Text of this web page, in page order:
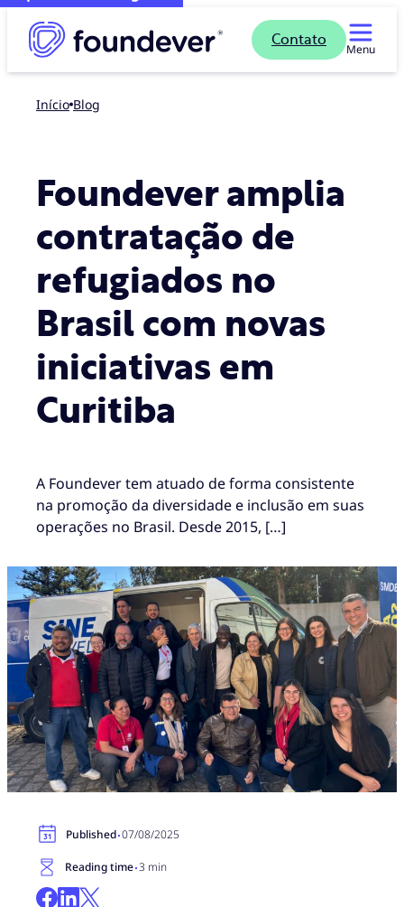
Contato
Menu
Início blog
Foundever amplia
contratação de
refugiados no
Brasil com novas
iniciativas em
Curitiba
A Foundever tem atuado de forma consistente
na promoção da diversidade e inclusão em suas
operações no Brasil. Desde 2015, […]
Published·07/08/2025
Reading time·3 min